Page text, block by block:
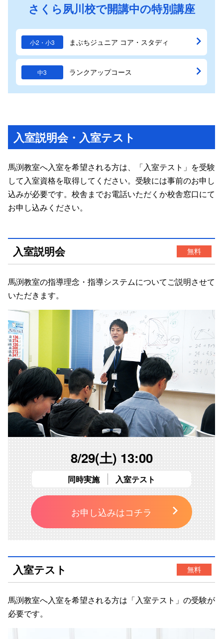
さくら夙川校で開講中の特別講座
小2・小3 まぶちジュニア コア・スタディ
中3 ランクアップコース
入室説明会・入室テスト
馬渕教室へ入室を希望される方は、「入室テスト」を受験
して入室資格を取得してください。受験には事前のお申し
込みが必要です。校舎までお電話いただくか校舎窓口にて
お申し込みください。
入室説明会 無料
馬渕教室の指導理念・指導システムについてご説明させて
いただきます。
8/29(土) 13:00
同時実施 入室テスト
お申し込みはコチラ
入室テスト 無料
馬渕教室へ入室を希望される方は「入室テスト 」の受験が
必要です。